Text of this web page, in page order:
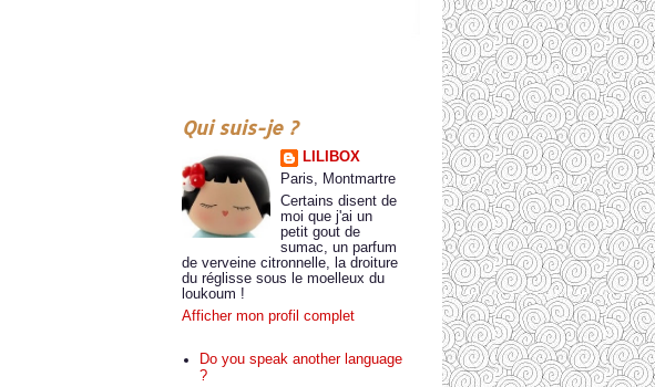
Qui suis-je ?
LILIBOX
Paris, Montmartre
Certains disent de
moi que j'ai un
petit gout de
sumac, un parfum
de verveine citronnelle, la droiture
du réglisse sous le moelleux du
loukoum !
Afficher mon profil complet
Do you speak another language
?